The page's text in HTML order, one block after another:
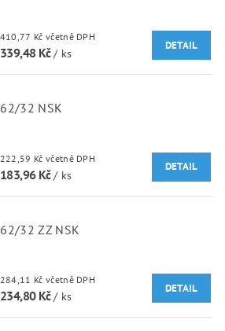
410,77 Kč včetně DPH
339,48 Kč/ ks
DETAIL
62/32 NSK
222,59 Kč včetně DPH
183,96 Kč/ ks
DETAIL
62/32 ZZ NSK
284,11 Kč včetně DPH
234,80 Kč/ ks
DETAIL